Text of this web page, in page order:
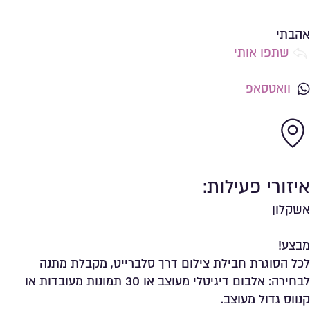
שמירה ברשימת מועדפים
אהבתי
שתפו אותי
וואטסאפ
איזורי פעילות:
אשקלון
מבצע!
לכל הסוגרת חבילת צילום דרך סלברייט, מקבלת מתנה
לבחירה: אלבום דיגיטלי מעוצב או 30 תמונות מעובדות או
קנווס גדול מעוצב.